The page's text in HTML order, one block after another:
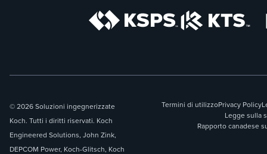
© 2026 Soluzioni ingegnerizzate
Koch. Tutti i diritti riservati. Koch
Engineered Solutions, John Zink,
DEPCOM Power, Koch-Glitsch, Koch
Termini di utilizzoPrivacy Policy
Legge sulla
Rapporto canadese